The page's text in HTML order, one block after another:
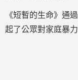
《短暫的生命》通
起了公眾對家庭暴